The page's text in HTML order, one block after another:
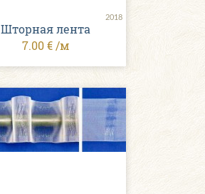
2018
Шторная лента
7.00 € /м